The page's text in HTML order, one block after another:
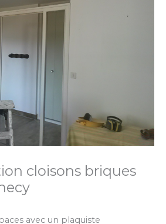
cloisons briques
avec un plaquiste